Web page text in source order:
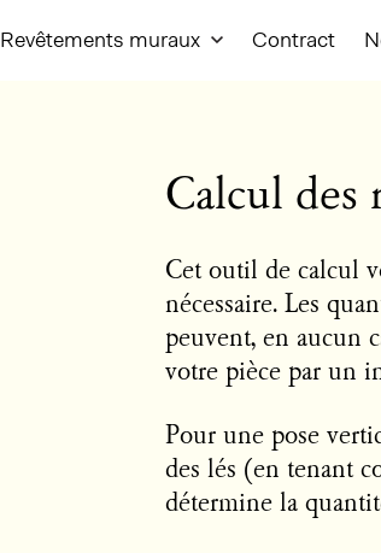
Revêtements muraux Contract
Calcul des
Cet outil de calcul
nécessaire. Les
peuvent, en aucun
votre pièce par un
Pour une pose
des lés (en tenant
détermine la